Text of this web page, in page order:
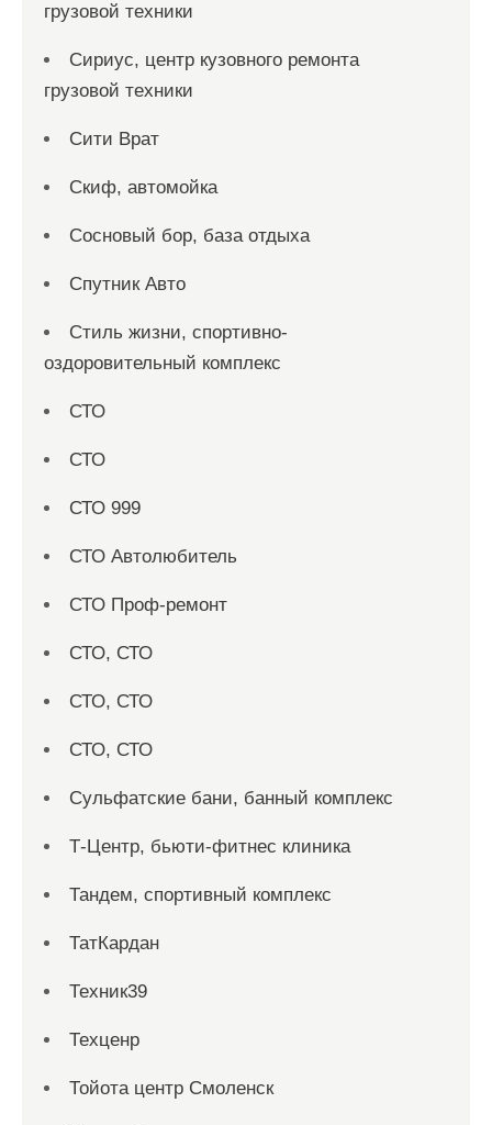
грузовой техники
Сириус, центр кузовного ремонта
грузовой техники
Сити Врат
Скиф, автомойка
Сосновый бор, база отдыха
Спутник Авто
Стиль жизни, спортивно-
оздоровительный комплекс
СТО
СТО
СТО 999
СТО Автолюбитель
СТО Проф-ремонт
СТО, СТО
СТО, СТО
СТО, СТО
Сульфатские бани, банный комплекс
Т-Центр, бьюти-фитнес клиника
Тандем, спортивный комплекс
ТатКардан
Техник39
Техценр
Тойота центр Смоленск